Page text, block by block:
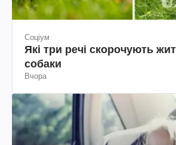
Соціум
Які три речі скорочують
собаки
Вчора